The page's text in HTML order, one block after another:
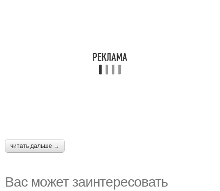
читать дальше →
Вас может заинтересовать